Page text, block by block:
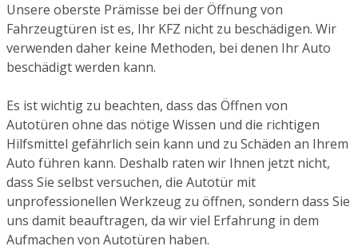
Unsere oberste Prämisse bei der Öffnung von
Fahrzeugtüren ist es, Ihr KFZ nicht zu beschädigen. Wir
verwenden daher keine Methoden, bei denen Ihr Auto
beschädigt werden kann.
Es ist wichtig zu beachten, dass das Öffnen von
Autotüren ohne das nötige Wissen und die richtigen
Hilfsmittel gefährlich sein kann und zu Schäden an Ihrem
Auto führen kann. Deshalb raten wir Ihnen jetzt nicht,
dass Sie selbst versuchen, die Autotür mit
unprofessionellen Werkzeug zu öffnen, sondern dass Sie
uns damit beauftragen, da wir viel Erfahrung in dem
Aufmachen von Autotüren haben.